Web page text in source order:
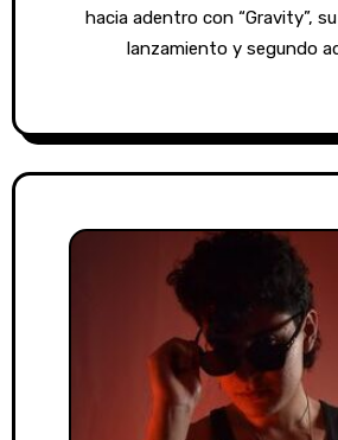
hacia adentro con “Gravity”,
lanzamiento y segundo